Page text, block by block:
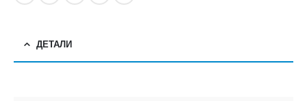
ДЕТАЛИ